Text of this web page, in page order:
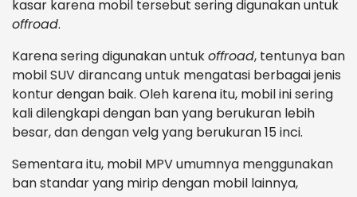
kasar karena mobil tersebut sering digunakan untuk
offroad.
Karena sering digunakan untukoffroad, tentunya ban
mobil SUV dirancang untuk mengatasi berbagai jenis
kontur dengan baik. Oleh karena itu, mobil ini sering
kali dilengkapi dengan ban yang berukuran lebih
besar, dan dengan velg yang berukuran 15 inci.
Sementara itu, mobil MPV umumnya menggunakan
ban standar yang mirip dengan mobil lainnya,